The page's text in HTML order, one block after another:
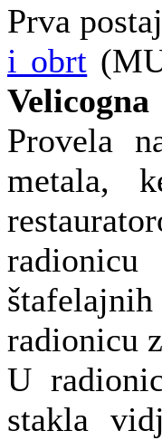
Prva
i obrt
Provela
metala,
radionicu
U
stakla